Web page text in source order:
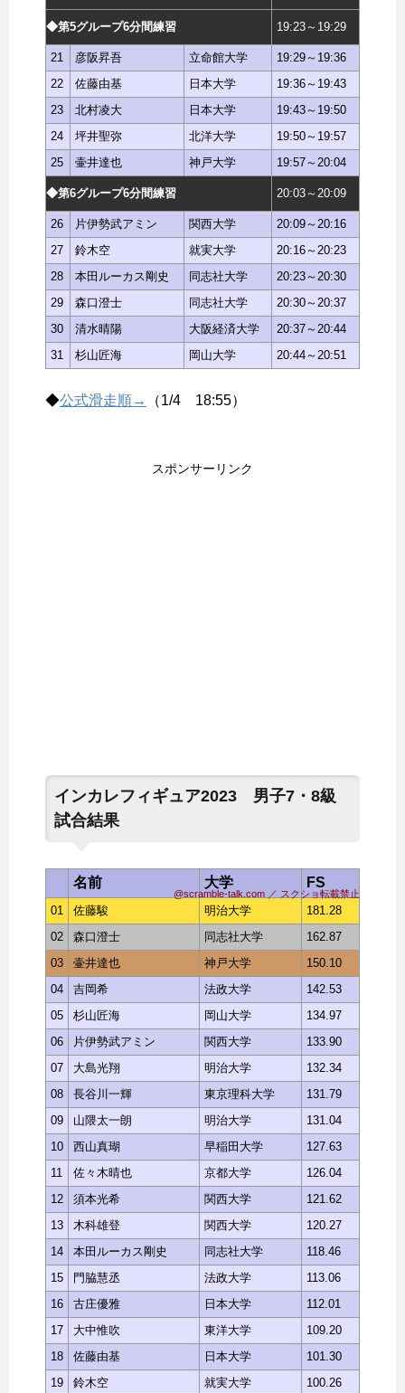
◆第5グループ6分間練習 19:23～19:29
21 彦阪昇吾 立命館大学
19:29～19:36
22
佐藤由基 日本大学
19:36～19:43
23
北村凌大 日本大学
19:43～19:50
24
坪井聖弥 北洋大学
19:50～19:57
25
壷井達也 神戸大学 19:57～20:04
◆第6グループ6分間練習 20:03～20:09
26 片伊勢武アミン 関西大学
20:09～20:16
27
鈴木空 就実大学
20:16～20:23
28
本田ルーカス剛史 同志社大学
20:23～20:30
29
森口澄士 同志社大学
20:30～20:37
30
清水晴陽 大阪経済大学
20:37～20:44
31
杉山匠海 岡山大学 20:44～20:51
◆公式滑走順→ （1/4 18:55）
スポンサーリンク
インカレフィギュア2023 男子7・8級
試合結果
@scramble-talk.com ／ スクショ転載禁止
名前 大学 FS
01 佐藤駿 明治大学
181.28
02
森口澄士 同志社大学
162.87
03
壷井達也 神戸大学
150.10
04
吉岡希 法政大学
142.53
05
杉山匠海 岡山大学
134.97
06
片伊勢武アミン 関西大学
133.90
07
大島光翔 明治大学
132.34
08
長谷川一輝 東京理科大学
131.79
09
山隈太一朗 明治大学
131.04
10
西山真瑚 早稲田大学
127.63
11
佐々木晴也 京都大学
126.04
12
須本光希 関西大学
121.62
13
木科雄登 関西大学
120.27
14
本田ルーカス剛史 同志社大学
118.46
15
門脇慧丞 法政大学
113.06
16
古庄優雅 日本大学
112.01
17
大中惟吹 東洋大学
109.20
18
佐藤由基 日本大学
101.30
19
鈴木空 就実大学
100.26